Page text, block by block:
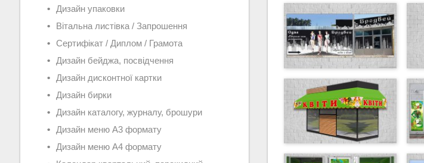
Дизайн упаковки
Вітальна листівка / Запрошення
Сертифікат / Диплом / Грамота
Дизайн бейджа, посвідчення
Дизайн дисконтної картки
Дизайн бирки
Дизайн каталогу, журналу, брошури
Дизайн меню А3 формату
Дизайн меню А4 формату